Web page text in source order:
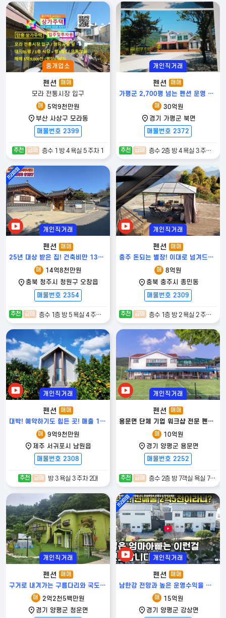
중개업소
펜션 매매
모라 전통시장 입구
매 5억9천만원
부산 사상구 모라동
매물번호 2399
추천 급매 층수 1 방 4 욕실 5 주차 1
개인직거래
펜션 매매
가평군 2,700평 넘는 펜션 운영 및 부지 추천
매
30억원
경기 가평군 북면
매물번호 2372
추천 급매 층수 2층 방 4 욕실 3 주차 20대
개인직거래
펜션 매매
25년 대상 받은 집! 건축비만 13억! 태백 소나무로 지은 진짜 한옥! 청주전원주택
매 14억8천만원
충북 청주시 청원구 오창읍
매물번호 2354
추천 급매 층수 1층 방 5 욕실 4 주차 2대
개인직거래
펜션 매매
충주 돈되는 별장! 이대로 넘겨드립니다! 전원주택! 충주펜션!
매
8억원
충북 충주시 종민동
매물번호 2309
추천 급매 층수 1층 방 2 욕실 2 주차 4대
개인직거래
펜션 매매
대박! 예약하기도 힘든 곳! 매출 1억 5000만원! 제주도 펜션매매!
매 9억9천만원
제주 서귀포시 남원읍
매물번호 2308
추천 급매 방 3 욕실 3 주차 2대
개인직거래
펜션 매매
용문면 단체 기업 워크샵 전문 펜션!! 수익좋고~ 부대시설 짱!!
매
10억원
경기 양평군 용문면
매물번호 2252
추천 급매 층수 2층 방 7객실 욕실 7 주차 25대이상
개인직거래
펜션 매매
구거로 내겨가는 구름다리와 국도 접근성 및 편의시설이 용이한 펜션
매 2억2천5백만원
경기 양평군 청운면
개인직거래
펜션 매매
남한강 전망과 높은 운영수익을 갖춘 강상면 영유아 전용 프리미엄 펜션
매
15억원
경기 양평군 강상면
편의시설 안전시설 교육시설
지하철 편의점 카페 관공서 병원 약국
등록자 정보
매도자 정보는
회원만 열람 가능합니다.
주변 다른 매물
발품탑 전원주택|사업자등록번호: 650-14-02571 |통신판매업신고번호:
2026-서울강남ㅡ04342 |대표자
: 김용한 (고려대학교 체육학 박사 · 대표 공
인중개사)|본사: 서울특별시 강남구 테헤란로79길 6, JS타워 3층 |대표번호
: 1800-9197
발품탑부동산|사업자등록번호: 579-29-01660 |중개업등록번호: 제
41830-2023-00046호 |대표 공인중개사: 김용한|중개사무소: 경기도 양
평군 서종면 북한강로 755 (문호리 790-2) 101호 | 전화: 031-774-0121 |
휴대전화: 010-3217-4378 |팩스: 031-772-0121
발품탑부동산TV 전원주택 전문 유튜브 채널 운영
24만 구독자와 함께하는 대한민국 대표 전원주택 전문 채널
Copyright 2022발품 탑 전원주택 . All rights reserved.
※ 사전 승낙없이 무단복제 및 전송 등의 행위를 금지합니다. 위반시 저작권법·콘텐츠
산업 진흥법에 따라 법률적 책임이 따를 수 있습니다.